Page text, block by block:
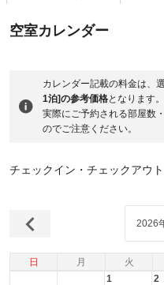
空室カレンダー
カレンダー記載の料金は、
1泊]の参考価格となります。
実際にご予約される部屋数
のでご注意ください。
チェックイン・チェックアウ
日 月 火
2026
1 2